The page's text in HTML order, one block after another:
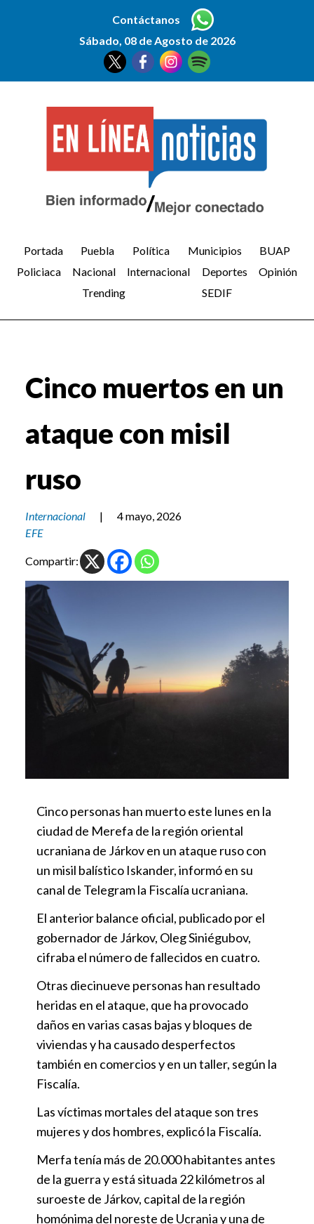
Contáctanos
Sábado, 08 de Agosto de 2026
Portada Puebla Política Municipios
BUAP
Policiaca
Nacional Internacional Deportes
Opinión
Trending
SEDIF
Cinco muertos en un
ataque con misil
ruso
Internacional |
4 mayo, 2026
EFE
Compartir:
Cinco personas han muerto este lunes en la
ciudad de Merefa de la región oriental
ucraniana de Járkov en un ataque ruso con
un misil balístico Iskander, informó en su
canal de Telegram la Fiscalía ucraniana.
El anterior balance oficial, publicado por el
gobernador de Járkov, Oleg Siniégubov,
cifraba el número de fallecidos en cuatro.
Otras diecinueve personas han resultado
heridas en el ataque, que ha provocado
daños en varias casas bajas y bloques de
viviendas y ha causado desperfectos
también en comercios y en un taller, según la
Fiscalía.
Las víctimas mortales del ataque son tres
mujeres y dos hombres, explicó la Fiscalía.
Merfa tenía más de 20.000 habitantes antes
de la guerra y está situada 22 kilómetros al
suroeste de Járkov, capital de la región
homónima del noreste de Ucrania y una de